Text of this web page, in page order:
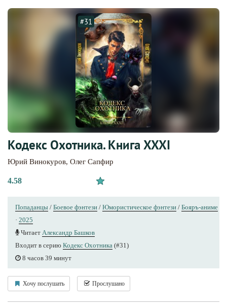
#31
Кодекс Охотника. Книга XXXI
Юрий Винокуров, Олег Сапфир
4.58
Попаданцы / Боевое фэнтези / Юмористическое фэнтези / Бояръ-аниме
· 2025
Читает Александр Башков
Входит в серию Кодекс Охотника (#31)
8 часов 39 минут
Хочу послушать Прослушано